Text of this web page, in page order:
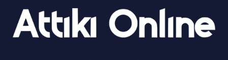
Βριλήσσια: Αυτοκίνητο έσπασε
τζαμαρία και μπήκε μέσα σε μαγαζί